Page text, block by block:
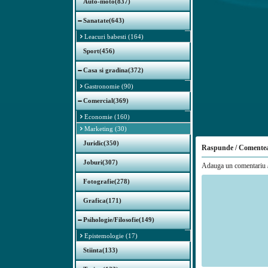
Sanatate(643)
Leacuri babesti (164)
Sport(456)
Casa si gradina(372)
Gastronomie (90)
Comercial(369)
Economie (160)
Marketing (30)
Juridic(350)
Joburi(307)
Fotografie(278)
Grafica(171)
Psihologie/Filosofie(149)
Epistemologie (17)
Stiinta(133)
Raspunde /
Adauga un comentariu